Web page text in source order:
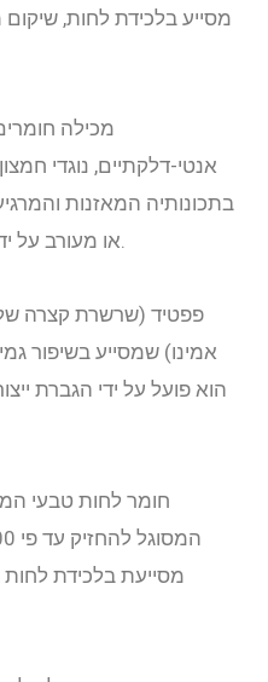
מסייע בלכידת לחות,
אנטי-דלקתיים, נוגדי
בתכונותיה המאזנות
או מעורב על ידי ויסות פעילות בלוטות החלב.
אמינו) שמסייע בשיפור
הוא פועל על ידי הגברת
מסייעת בלכידת